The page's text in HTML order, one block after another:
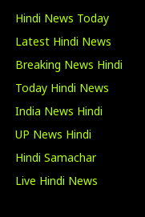
Hindi News Today
Latest Hindi News
Breaking News Hindi
Today Hindi News
India News Hindi
UP News Hindi
Hindi Samachar
Live Hindi News